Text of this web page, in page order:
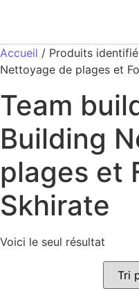
Accueil / Produits
Nettoyage de plages et
Team
Building
plages et
Skhirate
Voici le seul résultat